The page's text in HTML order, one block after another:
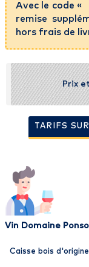
Avec le code «
remise
hors frais de
Prix
TARIFS
Vin Domaine
Caisse bois